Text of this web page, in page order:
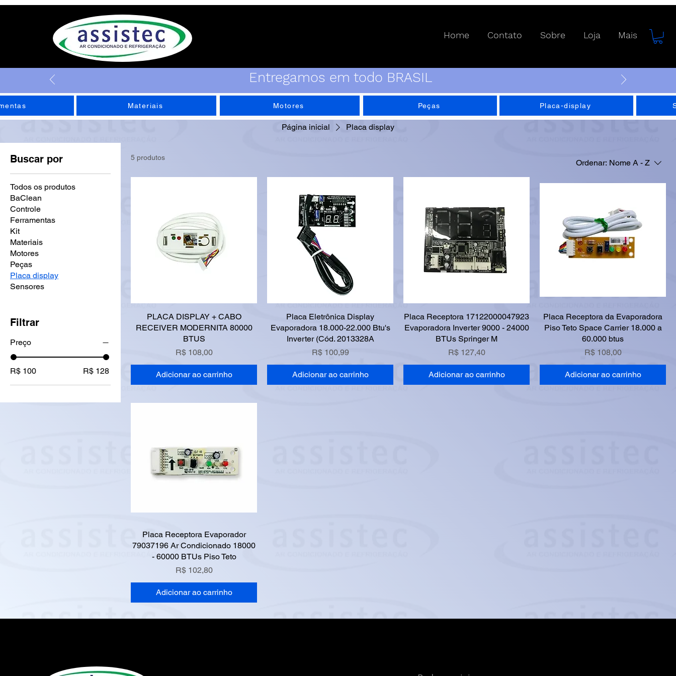
Home Contato Sobre Loja Mais
Entregamos em todo BRASIL
Materiais Motores Peças Placa-display
Página inicial Placa display
Buscar por
Todos os produtos
BaClean
Controle
Ferramentas
Kit
Materiais
Motores
Peças
Placa display
Sensores
Filtrar
Preço
R$ 100 R$ 128
5 produtos
Ordenar: Nome A - Z
PLACA DISPLAY + CABO
RECEIVER MODERNITA 80000
BTUS
Preço
R$ 108,00
Adicionar ao carrinho
Placa Eletrônica Display
Evaporadora 18.000-22.000 Btu's
Inverter (Cód. 2013328A
Preço
R$ 100,99
Adicionar ao carrinho
Placa Receptora 17122000047923
Evaporadora Inverter 9000 - 24000
BTUs Springer M
Preço
R$ 127,40
Adicionar ao carrinho
Placa Receptora da Evaporadora
Piso Teto Space Carrier 18.000 a
60.000 btus
Preço
R$ 108,00
Adicionar ao carrinho
Placa Receptora Evaporador
79037196 Ar Condicionado 18000
- 60000 BTUs Piso Teto
Preço
R$ 102,80
Adicionar ao carrinho